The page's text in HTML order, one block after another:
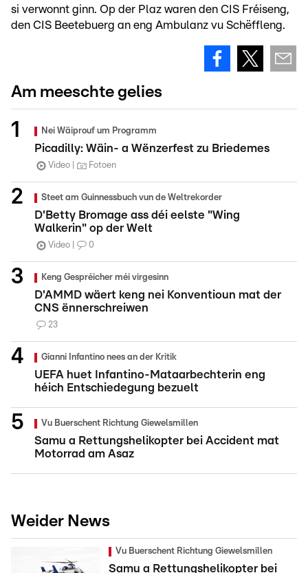
si verwonnt ginn. Op der Plaz waren den CIS Fréiseng,
den CIS Beetebuerg an eng Ambulanz vu Schëffleng.
Am meeschte gelies
Nei Wäiprouf um Programm
Picadilly: Wäin- a Wënzerfest zu Briedemes
Video Fotoen
Steet am Guinnessbuch vun de Weltrekorder
D'Betty Bromage ass déi eelste "Wing
Walkerin" op der Welt
Video 0
Keng Gespréicher méi virgesinn
D'AMMD wäert keng nei Konventioun mat der
CNS ënnerschreiwen
23
Gianni Infantino nees an der Kritik
UEFA huet Infantino-Mataarbechterin eng
héich Entschiedegung bezuelt
Vu Buerschent Richtung Giewelsmillen
Samu a Rettungshelikopter bei Accident mat
Motorrad am Asaz
Weider News
Vu Buerschent Richtung Giewelsmillen
Samu a Rettungshelikopter bei